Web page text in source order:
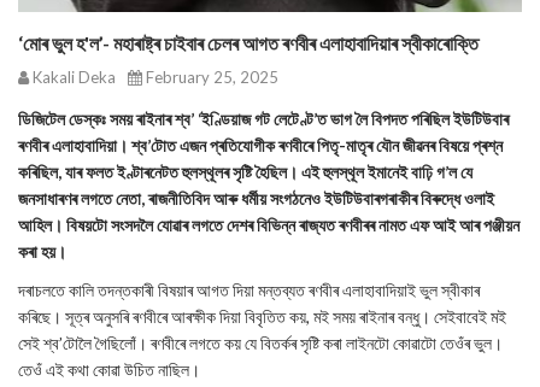
‘মোৰ ভুল হ'ল’- মহাৰাষ্ট্ৰ চাইবাৰ চেলৰ আগত ৰণবীৰ এলাহাবাদিয়াৰ স্বীকাৰোক্তি
Kakali Deka February 25, 2025
ডিজিটেল ডেস্কঃ সময় ৰাইনাৰ শ্ব’ ‘ইণ্ডিয়াজ গট লেটেণ্ট’ত ভাগ লৈ বিপদত পৰিছিল ইউটিউবাৰ
ৰণবীৰ এলাহাবাদিয়া। শ্ব’টোত এজন প্ৰতিযোগীক ৰণবীৰে পিতৃ-মাতৃৰ যৌন জীৱনৰ বিষয়ে প্ৰশ্ন
কৰিছিল, যাৰ ফলত ইণ্টাৰনেটত হুলস্থূলৰ সৃষ্টি হৈছিল। এই হুলস্থূল ইমানেই বাঢ়ি গ’ল যে
জনসাধাৰণৰ লগতে নেতা, ৰাজনীতিবিদ আৰু ধৰ্মীয় সংগঠনেও ইউটিউবাৰগৰাকীৰ বিৰুদ্ধে ওলাই
আহিল। বিষয়টো সংসদলৈ যোৱাৰ লগতে দেশৰ বিভিন্ন ৰাজ্যত ৰণবীৰৰ নামত এফ আই আৰ পঞ্জীয়ন
কৰা হয়।
দৰাচলতে কালি তদন্তকাৰী বিষয়াৰ আগত দিয়া মন্তব্যত ৰণবীৰ এলাহাবাদিয়াই ভুল স্বীকাৰ
কৰিছে। সূত্ৰ অনুসৰি ৰণবীৰে আৰক্ষীক দিয়া বিবৃতিত কয়, মই সময় ৰাইনাৰ বন্ধু। সেইবাবেই মই
সেই শ্ব’টোলৈ গৈছিলোঁ। ৰণবীৰে লগতে কয় যে বিতৰ্কৰ সৃষ্টি কৰা লাইনটো কোৱাটো তেওঁৰ ভুল।
তেওঁ এই কথা কোৱা উচিত নাছিল।